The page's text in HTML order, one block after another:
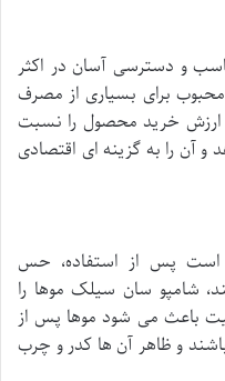
و دسترسی آسان در اکثر
محبوب برای بسیاری از مصرف
ارزش خرید محصول را نسبت
آن را به گزینه ای اقتصادی
است پس از استفاده، حس
شامپو سان سیلک موها را
باعث می شود موها پس از
و ظاهر آن ها کدر و چرب